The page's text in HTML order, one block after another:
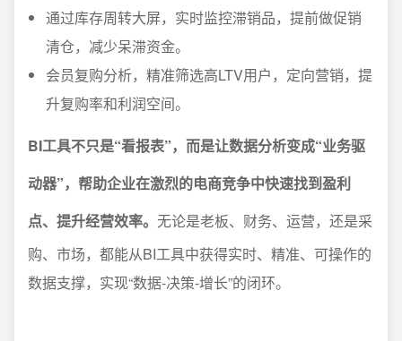
通过库存周转大屏，实时监控滞销品，提前做促销
清仓，减少呆滞资金。
会员复购分析，精准筛选高LTV用户，定向营销，提
升复购率和利润空间。
BI工具不只是“看报表”，而是让数据分析变成“业务驱
动器”，帮助企业在激烈的电商竞争中快速找到盈利
点、提升经营效率。 无论是老板、财务、运营，还是采
购、市场，都能从BI工具中获得实时、精准、可操作的
数据支撑，实现“数据-决策-增长”的闭环。